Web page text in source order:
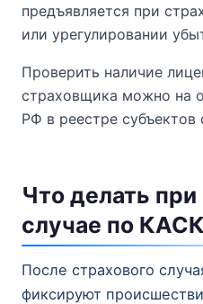
предъявляется при
или урегулировании
Проверить наличие
страховщика можно на
РФ в реестре субъектов
Что делать
случае по
После страхового
фиксируют